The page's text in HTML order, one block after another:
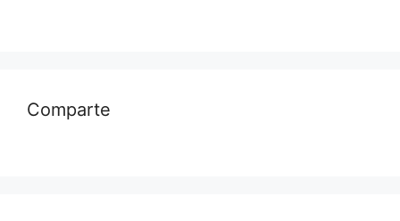
Comparte